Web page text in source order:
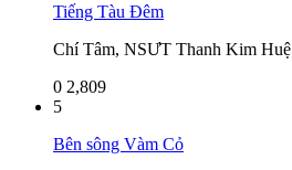
Tiếng Tàu Đêm
Chí Tâm, NSƯT Thanh Kim Huệ
0 2,809
5
Bên sông Vàm Cỏ